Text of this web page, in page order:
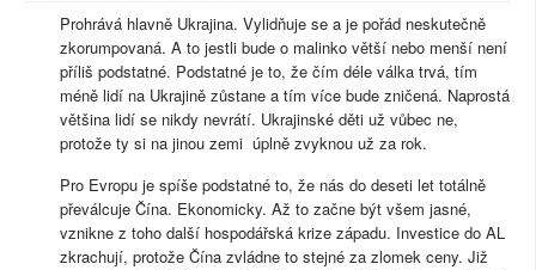
Prohrává hlavně Ukrajina. Vylidňuje se a je pořád neskutečně
zkorumpovaná. A to jestli bude o malinko větší nebo menší není
příliš podstatné. Podstatné je to, že čím déle válka trvá, tím
méně lidí na Ukrajině zůstane a tím více bude zničená. Naprostá
většina lidí se nikdy nevrátí. Ukrajinské děti už vůbec ne,
protože ty si na jinou zemi úplně zvyknou už za rok.
Pro Evropu je spíše podstatné to, že nás do deseti let totálně
převálcuje Čína. Ekonomicky. Až to začne být všem jasné,
vznikne z toho další hospodářská krize západu. Investice do AL
zkrachují, protože Čína zvládne to stejné za zlomek ceny. Již